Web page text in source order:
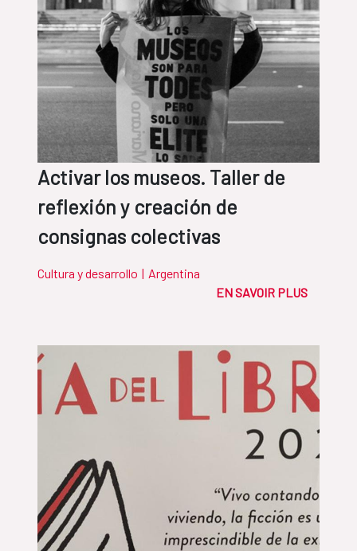
Activar los museos. Taller de
reflexión y creación de
consignas colectivas
Cultura y desarrollo | Argentina
EN SAVOIR PLUS